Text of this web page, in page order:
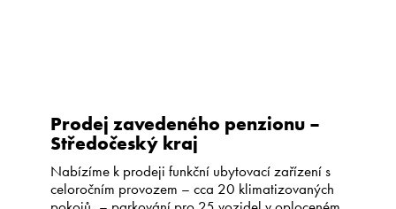
Prodej zavedeného penzionu –
Středočeský kraj
Nabízíme k prodeji funkční ubytovací zařízení s
celoročním provozem – cca 20 klimatizovaných